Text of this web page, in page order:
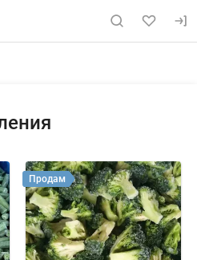
сайту fruitinfo.ru
Продам